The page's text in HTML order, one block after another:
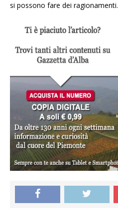
si possono fare dei ragionamenti.